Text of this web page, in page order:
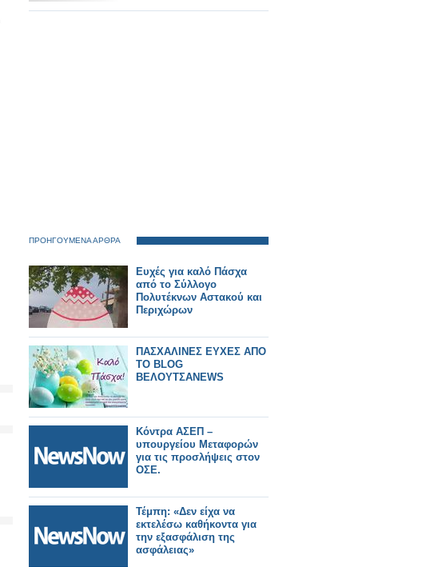
ΠΡΟΗΓΟΥΜΕΝΑ ΑΡΘΡΑ
Ευχές για καλό Πάσχα
από το Σύλλογο
Πολυτέκνων Αστακού και
Περιχώρων
ΠΑΣΧΑΛΙΝΕΣ ΕΥΧΕΣ ΑΠΟ
ΤΟ BLOG
ΒΕΛΟΥΤΣΑNEWS
Κόντρα ΑΣΕΠ –
υπουργείου Μεταφορών
για τις προσλήψεις στον
ΟΣΕ.
Τέμπη: «Δεν είχα να
εκτελέσω καθήκοντα για
την εξασφάλιση της
ασφάλειας»